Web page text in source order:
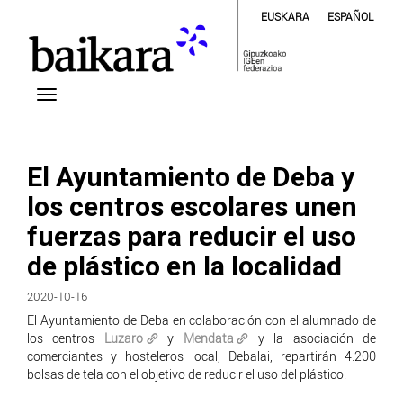
EUSKARA ESPAÑOL
El Ayuntamiento de Deba y
los centros escolares unen
fuerzas para reducir el uso
de plástico en la localidad
2020-10-16
El Ayuntamiento de Deba en colaboración con el alumnado de
los centros Luzaro y Mendata
y la asociación de
comerciantes y hosteleros local, Debalai, repartirán 4.200
bolsas de tela con el objetivo de reducir el uso del plástico.